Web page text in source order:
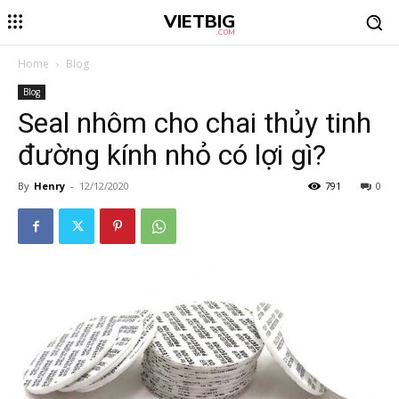
VIETBIG
.COM
Home Blog
Blog
Seal nhôm cho chai thủy tinh
đường kính nhỏ có lợi gì?
By Henry - 12/12/2020 0
791